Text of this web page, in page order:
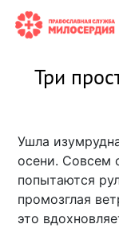
Три
Ушла
осени. Совсем
попытаются
промозглая
это